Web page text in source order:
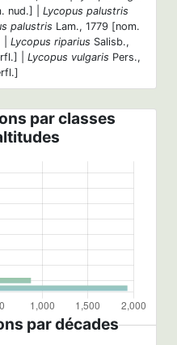
nud.] | Lycopus palustris
palustris Lam., 1779 [nom.
Lycopus riparius Salisb.,
| Lycopus vulgaris Pers.,
par classes
par décades